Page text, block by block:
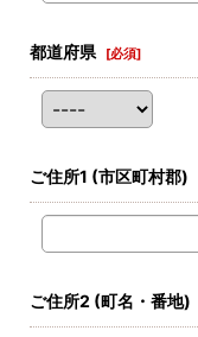
都道府県 [必須]
ご住所1 (市区町村郡)
ご住所2 (町名・番地)